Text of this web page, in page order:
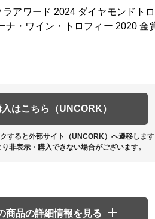
アワード 2024 ダイヤモンドト
ナ・ワイン・トロフィー 2020 金
入はこちら（UNCORK）
すると外部サイト（UNCORK）へ遷移します
非表示・購入できない場合がございます。
商品の詳細情報を見る